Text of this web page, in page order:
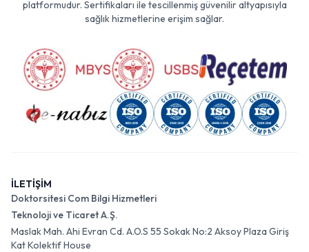
platformudur. Sertifikaları ile tescillenmiş güvenilir altyapısıyla
sağlık hizmetlerine erişim sağlar.
İLETİŞİM
Doktorsitesi Com Bilgi Hizmetleri
Teknoloji ve Ticaret A.Ş.
Maslak Mah. Ahi Evran Cd. A.O.S 55 Sokak No:2 Aksoy Plaza Giriş
Kat Kolektif House